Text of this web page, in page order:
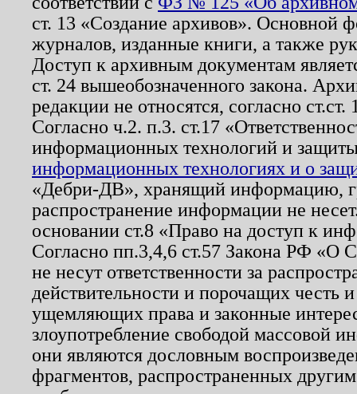
ст. 13 «Создание архивов». Основной
журналов, изданные книги, а также
Доступ к архивным документам
ст. 24 вышеобозначенного закона.
редакции не относятся, согласно
Согласно ч.2. п.3. ст.17
информационных технологий и
информационных технологиях и о
«Дебри-ДВ», хранящий информацию,
распространение информации не
основании ст.8 «Право на доступ к
Согласно пп.3,4,6 ст.57 Закона РФ «О
не несут ответственности за
действительности и порочащих честь
ущемляющих права и законные
злоупотребление свободой массовой
они являются дословным
фрагментов, распространенных